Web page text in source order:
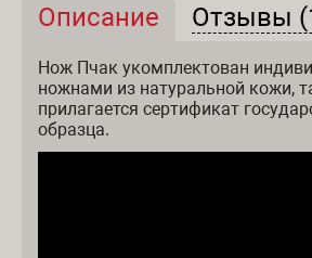
Описание и отзывы
Описание (активная
Отзывы
Нож Пчак укомплектован
ножнами из натуральной кожи,
прилагается сертификат
образца.